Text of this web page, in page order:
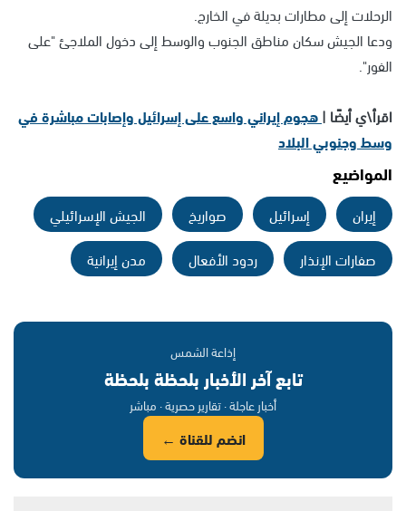
الرحلات إلى مطارات بديلة في الخارج.
ودعا الجيش سكان مناطق الجنوب والوسط إلى دخول الملاجئ "على
الفور".
اقرأ\ي أيضًا |هجوم إيراني واسع على إسرائيل وإصابات مباشرة في
وسط وجنوبي البلاد
المواضيع
إيران إسرائيل صواريخ
الجيش الإسرائيلي
صفارات الإنذار
ردود الأفعال مدن إيرانية
إذاعة الشمس
تابع آخر الأخبار بلحظة بلحظة
أخبار عاجلة · تقارير حصرية · مباشر
انضم للقناة ←